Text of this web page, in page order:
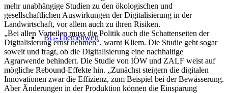
BG-Themenwelt
mehr unabhängige Studien zu den ökologischen und
gesellschaftlichen Auswirkungen der Digitalisierung in der
Landwirtschaft, vor allem auch zu ihren Risiken.
„Bei allen Vorteilen muss die Politik auch die Schattenseiten der
Digitalisierung ernst nehmen“, warnt Kliem. Die Studie geht sogar
soweit und fragt, ob die Digitalisierung eine nachhaltige
Agrarwende behindert. Die Studie von IÖW und ZALF weist auf
mögliche Rebound-Effekte hin. „Zunächst steigern die digitalen
Innovationen zwar die Effizienz, zum Beispiel bei der Bewässerung.
Aber Änderungen in der Produktion können die Einsparung